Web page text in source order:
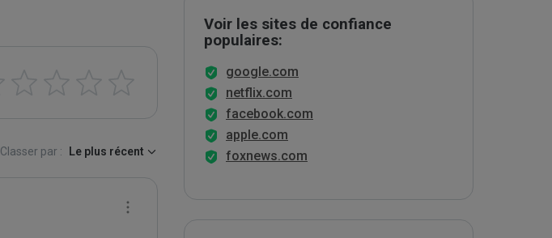
Classer par : Le plus récent
Voir les sites de confiance
populaires:
google.com
netflix.com
facebook.com
apple.com
foxnews.com